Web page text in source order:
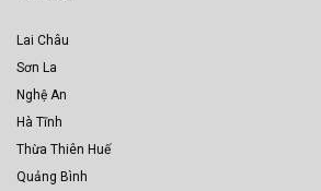
Lai Châu
Sơn La
Nghệ An
Hà Tĩnh
Thừa Thiên Huế
Quảng Bình